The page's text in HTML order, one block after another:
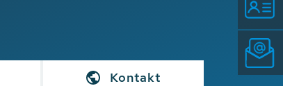
Kontakt